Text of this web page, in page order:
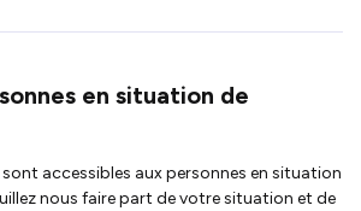
en situation de
accessibles aux personnes en situation
nous faire part de votre situation et de